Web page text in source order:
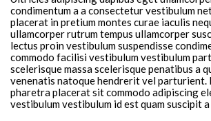
condimentum a a consectetur vestibulum
placerat in pretium montes curae iaculis
ullamcorper rutrum tempus ullamcorper
lectus proin vestibulum suspendisse
commodo facilisi vestibulum vestibulum
scelerisque massa scelerisque penatibus a
venenatis natoque hendrerit vel parturient.
pharetra placerat sit commodo adipiscing
vestibulum vestibulum id est quam suscipit